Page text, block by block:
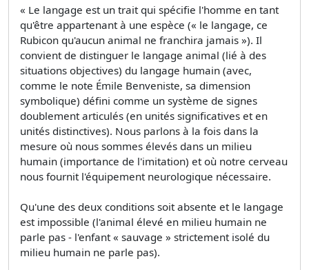
« Le langage est un trait qui spécifie l'homme en tant
qu'être appartenant à une espèce (« le langage, ce
Rubicon qu'aucun animal ne franchira jamais »). Il
convient de distinguer le langage animal (lié à des
situations objectives) du langage humain (avec,
comme le note Émile Benveniste, sa dimension
symbolique) défini comme un système de signes
doublement articulés (en unités significatives et en
unités distinctives). Nous parlons à la fois dans la
mesure où nous sommes élevés dans un milieu
humain (importance de l'imitation) et où notre cerveau
nous fournit l'équipement neurologique nécessaire.
Qu'une des deux conditions soit absente et le langage
est impossible (l'animal élevé en milieu humain ne
parle pas - l'enfant « sauvage » strictement isolé du
milieu humain ne parle pas).